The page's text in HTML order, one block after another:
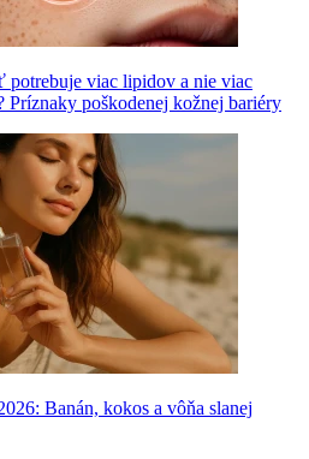
potrebuje viac lipidov a nie viac
Príznaky poškodenej kožnej bariéry
Banán, kokos a vôňa slanej